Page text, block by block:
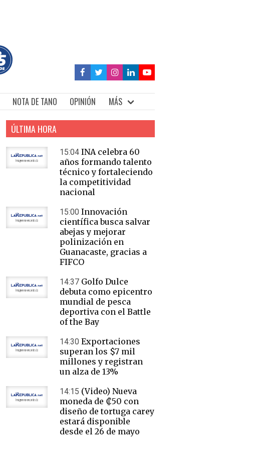
NOTA DE TANO OPINIÓN MÁS
ÚLTIMA HORA
15:04 INA celebra 60
años formando talento
técnico y fortaleciendo
la competitividad
nacional
15:00 Innovación
científica busca salvar
abejas y mejorar
polinización en
Guanacaste, gracias a
FIFCO
14:37 Golfo Dulce
debuta como epicentro
mundial de pesca
deportiva con el Battle
of the Bay
14:30 Exportaciones
superan los $7 mil
millones y registran
un alza de 13%
14:15 (Video) Nueva
moneda de ₡50 con
diseño de tortuga carey
estará disponible
desde el 26 de mayo